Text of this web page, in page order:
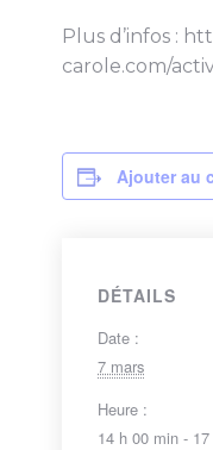
Plus d’infos :
carole.com/
Ajouter au
DÉTAILS
Date :
7 mars
Heure :
14 h 00 min -